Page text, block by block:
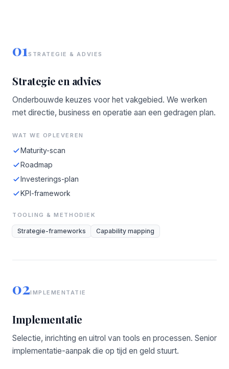
01STRATEGIE & ADVIES
Strategie en advies
Onderbouwde keuzes voor het vakgebied. We werken
met directie, business en operatie aan een gedragen plan.
WAT WE OPLEVEREN
Maturity-scan
Roadmap
Investerings-plan
KPI-framework
TOOLING & METHODIEK
Strategie-frameworks Capability mapping
02IMPLEMENTATIE
Implementatie
Selectie, inrichting en uitrol van tools en processen. Senior
implementatie-aanpak die op tijd en geld stuurt.